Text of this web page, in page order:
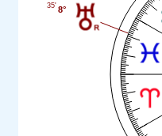
8°
35'